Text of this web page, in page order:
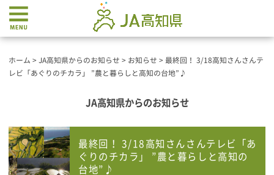
ホーム > JA高知県からのお知らせ > お知らせ > 最終回！ 3/18高知さんさんテ
レビ「あぐりのチカラ」 ”農と暮らしと高知の台地”♪
JA高知県からのお知らせ
最終回！ 3/18高知さんさんテレビ「あ
ぐりのチカラ」 ”農と暮らしと高知の
台地”♪